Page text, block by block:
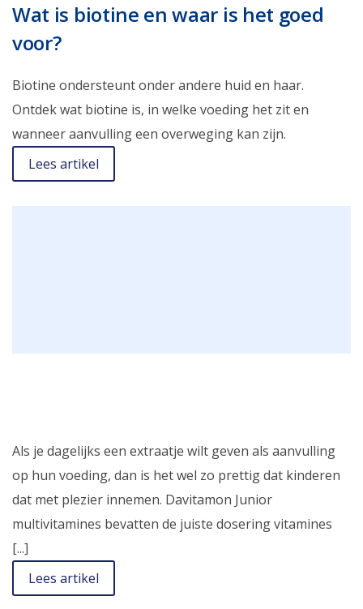
Wat is biotine en waar is het goed
voor?
Biotine ondersteunt onder andere huid en haar.
Ontdek wat biotine is, in welke voeding het zit en
wanneer aanvulling een overweging kan zijn.
Lees artikel
Als je dagelijks een extraatje wilt geven als aanvulling
op hun voeding, dan is het wel zo prettig dat kinderen
dat met plezier innemen. Davitamon Junior
multivitamines bevatten de juiste dosering vitamines
[...]
Lees artikel